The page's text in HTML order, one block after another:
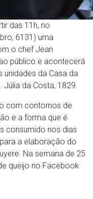
das 11h, no
6131) uma
o chef Jean
público e acontecerá
unidades da Casa da
Júlia da Costa, 1829.
com contornos de
e a forma que é
consumido nos dias
a elaboração do
Na semana de 25
queijo no Facebook